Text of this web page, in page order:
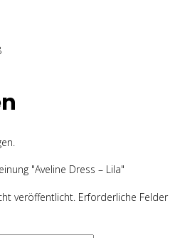
"Aveline Dress – Lila"
veröffentlicht. Erforderliche Felder